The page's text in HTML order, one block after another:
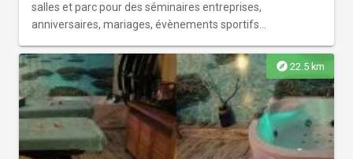
salles et parc pour des séminaires entreprises,
anniversaires, mariages, évènements sportifs...
explore 22.5 km